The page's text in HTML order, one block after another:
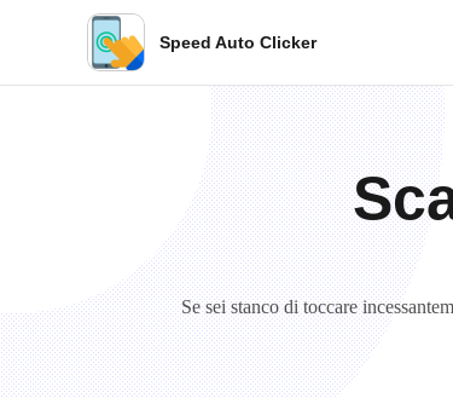
Speed ​​Auto Clicker
Se sei stanco di toccare